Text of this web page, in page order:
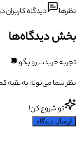
نظرها دیدگاه
بخش دیدگاه‌ها
تجربه خریدت رو بگو 💬
نظر شما می‌تونه به بقیه
تو شروع کن!
ارسال دیدگاه